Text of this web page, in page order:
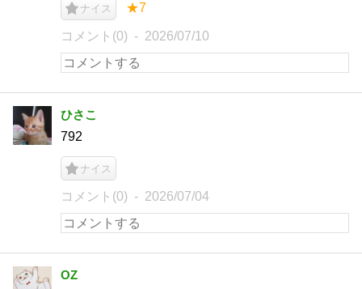
ナイス ★7
コメント(0) 2026/07/10
ひさこ
792
ナイス
コメント(0) 2026/07/04
OZ